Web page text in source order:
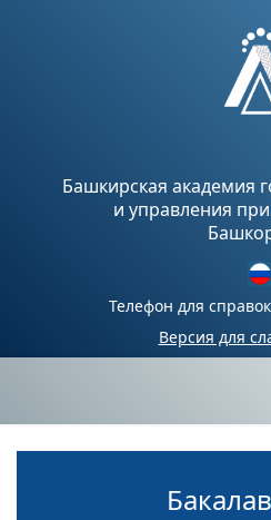
Башкирская академия
и управления
Телефон для
Версия для